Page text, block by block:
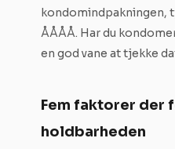
kondomindpakningen,
ÅÅÅÅ. Har du
en god vane at tjekke
Fem faktorer der
holdbarheden